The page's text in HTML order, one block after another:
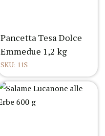
Pancetta Tesa Dolce
Emmedue 1,2 kg
SKU: 11S